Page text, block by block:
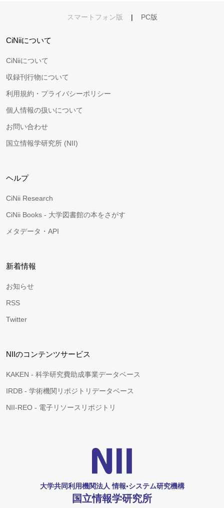
スマートフォン版 | PC版
CiNiiについて
CiNiiについて
収録刊行物について
利用規約・プライバシーポリシー
個人情報の扱いについて
お問い合わせ
国立情報学研究所 (NII)
ヘルプ
CiNii Research
CiNii Books - 大学図書館の本をさがす
メタデータ・API
新着情報
お知らせ
RSS
Twitter
NIIのコンテンツサービス
KAKEN - 科学研究費助成事業データベース
IRDB - 学術機関リポジトリデータベース
NII-REO - 電子リソースリポジトリ
大学共同利用機関法人 情報•システム研究機構
国立情報学研究所